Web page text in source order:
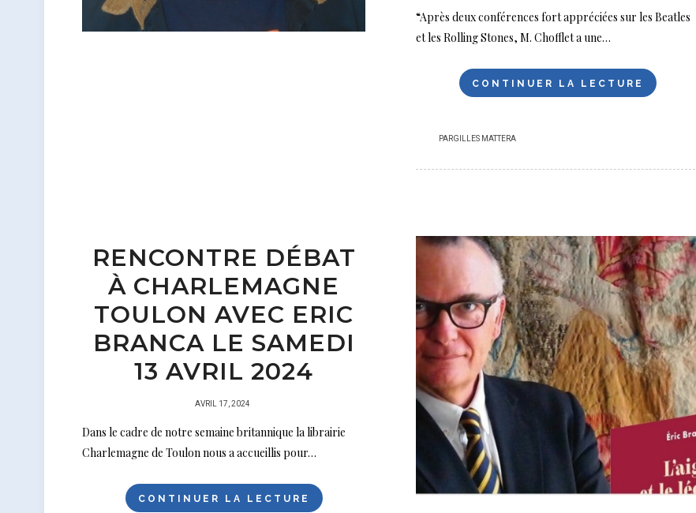
“Après deux conférences fort appréciées sur les Beatles
et les Rolling Stones, M. Chofflet a une…
CONTINUER LA LECTURE
PARGILLES MATTERA
RENCONTRE DÉBAT
À CHARLEMAGNE
TOULON AVEC ERIC
BRANCA LE SAMEDI
13 AVRIL 2024
PUBLIÉ
AVRIL 17, 2024
Dans le cadre de notre semaine britannique la librairie
Charlemagne de Toulon nous a accueillis pour…
CONTINUER LA LECTURE